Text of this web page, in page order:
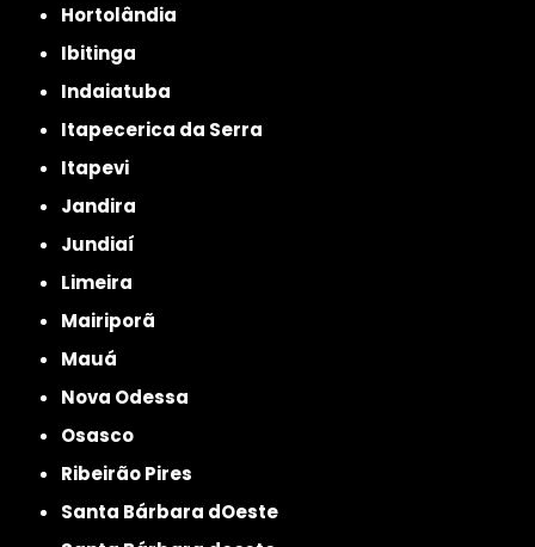
Hortolândia
Ibitinga
Indaiatuba
Itapecerica da Serra
Itapevi
Jandira
Jundiaí
Limeira
Mairiporã
Mauá
Nova Odessa
Osasco
Ribeirão Pires
Santa Bárbara dOeste